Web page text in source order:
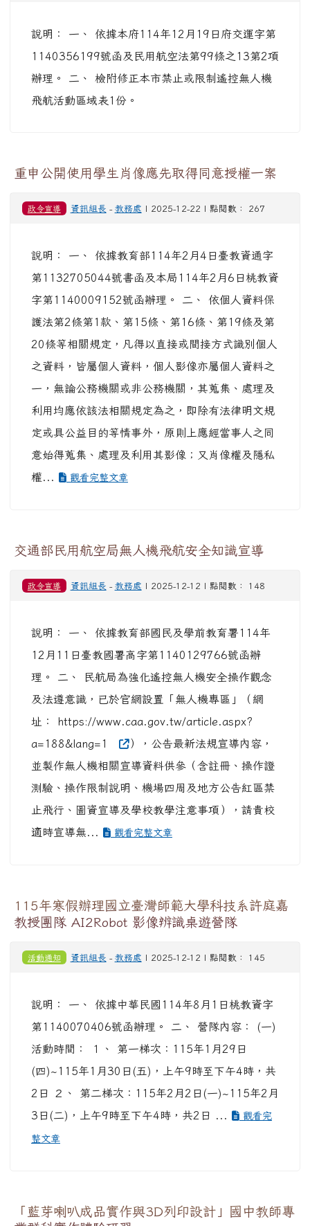
說明： 一、 依據本府114年12月19日府交運字第
1140356199號函及民用航空法第99條之13第2項
辦理。 二、 檢附修正本市禁止或限制遙控無人機
飛航活動區域表1份。
重申公開使用學生肖像應先取得同意授權一案
政令宣導 資訊組長 - 教務處 | 2025-12-22 | 點閱數： 267
說明： 一、 依據教育部114年2月4日臺教資通字
第1132705044號書函及本局114年2月6日桃教資
字第1140009152號函辦理。 二、 依個人資料保
護法第2條第1款、第15條、第16條、第19條及第
20條等相關規定，凡得以直接或間接方式識別個人
之資料，皆屬個人資料，個人影像亦屬個人資料之
一，無論公務機關或非公務機關，其蒐集、處理及
利用均應依該法相關規定為之，即除有法律明文規
定或具公益目的等情事外，原則上應經當事人之同
意始得蒐集、處理及利用其影像；又肖像權及隱私
權...
觀看完整文章
交通部民用航空局無人機飛航安全知識宣導
政令宣導 資訊組長 - 教務處 | 2025-12-12 | 點閱數： 148
說明： 一、 依據教育部國民及學前教育署114年
12月11日臺教國署高字第1140129766號函辦
理。 二、 民航局為強化遙控無人機安全操作觀念
及法遵意識，已於官網設置「無人機專區」（網
址： https://www.caa.gov.tw/article.aspx?
a=188&lang=1
），公告最新法規宣導內容，
並製作無人機相關宣導資料供參（含註冊、操作證
測驗、操作限制說明、機場四周及地方公告紅區禁
止飛行、圖資宣導及學校教學注意事項），請貴校
適時宣導無...
觀看完整文章
115年寒假辦理國立臺灣師範大學科技系許庭嘉
教授團隊 AI2Robot 影像辨識桌遊營隊
活動通知 資訊組長 - 教務處 | 2025-12-12 | 點閱數： 145
說明： 一、 依據中華民國114年8月1日桃教資字
第1140070406號函辦理。 二、 營隊內容： (一)
活動時間： １、 第一梯次：115年1月29日
(四)~115年1月30日(五)，上午9時至下午4時，共
2日 ２、 第二梯次：115年2月2日(一)~115年2月
3日(二)，上午9時至下午4時，共2日 ...
觀看完
整文章
「藍芽喇叭成品實作與3D列印設計」國中教師專